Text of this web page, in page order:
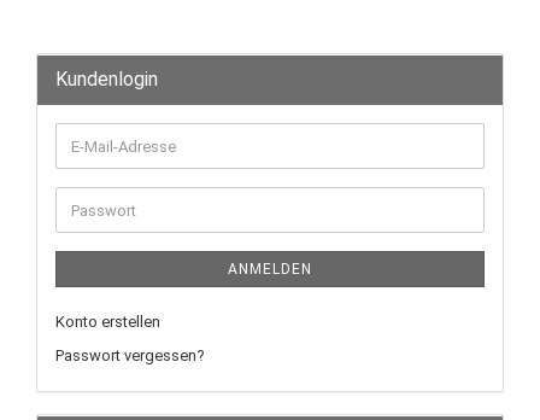
Kundenlogin
E-
Mail-
Adresse
Passwort
ANMELDEN
Konto erstellen
Passwort vergessen?